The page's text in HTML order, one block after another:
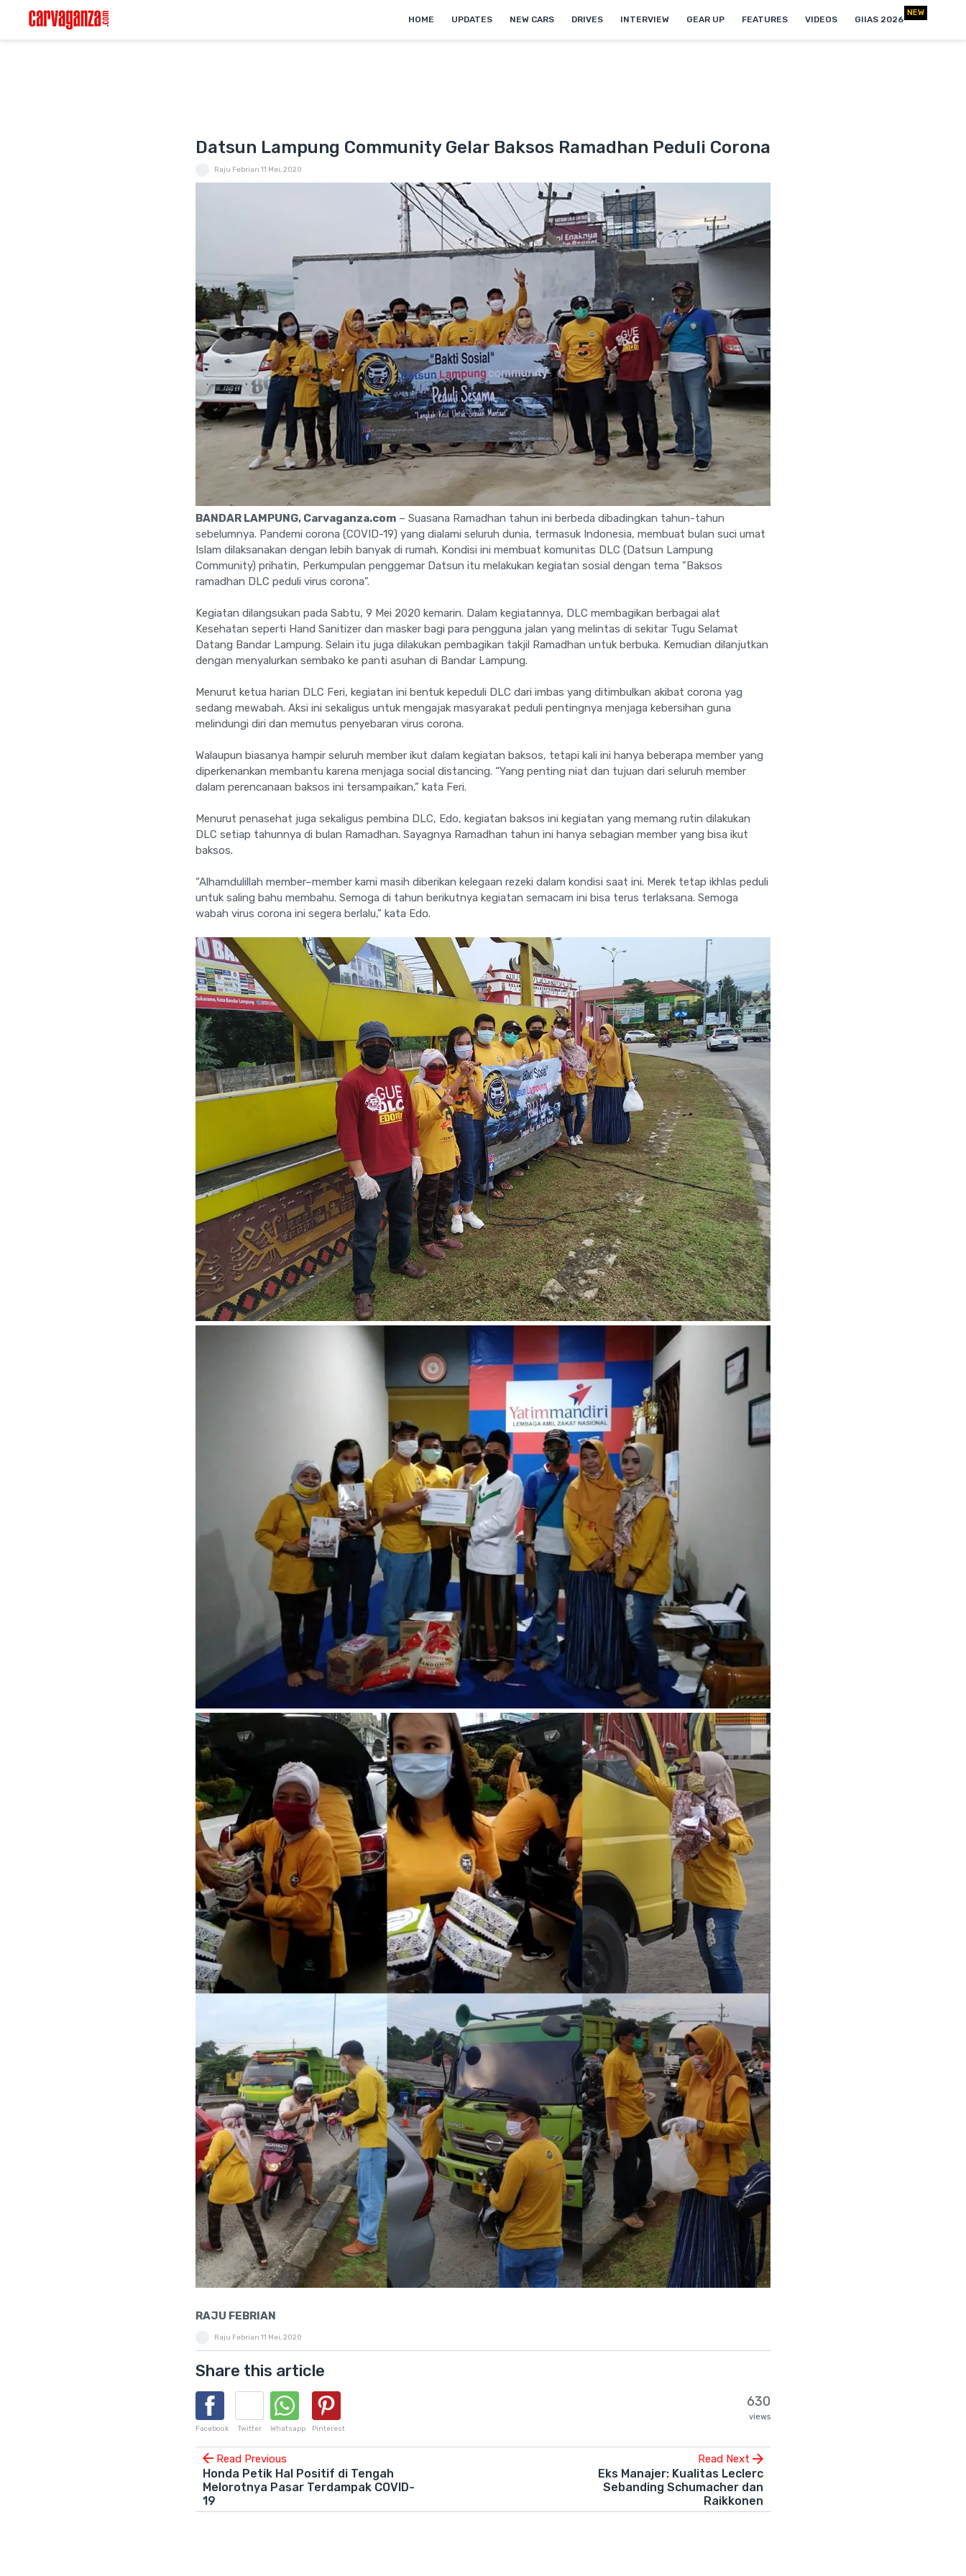
HOME UPDATES NEW CARS DRIVES INTERVIEW GEAR UP FEATURES VIDEOS GIIAS 2026
NEW
Datsun Lampung Community Gelar Baksos Ramadhan Peduli Corona
Raju Febrian 11 Mei, 2020
BANDAR LAMPUNG, Carvaganza.com – Suasana Ramadhan tahun ini berbeda dibadingkan tahun-tahun
sebelumnya. Pandemi corona (COVID-19) yang dialami seluruh dunia, termasuk Indonesia, membuat bulan suci umat
Islam dilaksanakan dengan lebih banyak di rumah. Kondisi ini membuat komunitas DLC (Datsun Lampung
Community) prihatin, Perkumpulan penggemar Datsun itu melakukan kegiatan sosial dengan tema "Baksos
ramadhan DLC peduli virus corona".
Kegiatan dilangsukan pada Sabtu, 9 Mei 2020 kemarin. Dalam kegiatannya, DLC membagikan berbagai alat
Kesehatan seperti Hand Sanitizer dan masker bagi para pengguna jalan yang melintas di sekitar Tugu Selamat
Datang Bandar Lampung. Selain itu juga dilakukan pembagikan takjil Ramadhan untuk berbuka. Kemudian dilanjutkan
dengan menyalurkan sembako ke panti asuhan di Bandar Lampung.
Menurut ketua harian DLC Feri, kegiatan ini bentuk kepeduli DLC dari imbas yang ditimbulkan akibat corona yag
sedang mewabah. Aksi ini sekaligus untuk mengajak masyarakat peduli pentingnya menjaga kebersihan guna
melindungi diri dan memutus penyebaran virus corona.
Walaupun biasanya hampir seluruh member ikut dalam kegiatan baksos, tetapi kali ini hanya beberapa member yang
diperkenankan membantu karena menjaga social distancing. “Yang penting niat dan tujuan dari seluruh member
dalam perencanaan baksos ini tersampaikan,” kata Feri.
Menurut penasehat juga sekaligus pembina DLC, Edo, kegiatan baksos ini kegiatan yang memang rutin dilakukan
DLC setiap tahunnya di bulan Ramadhan. Sayagnya Ramadhan tahun ini hanya sebagian member yang bisa ikut
baksos.
“Alhamdulillah member–member kami masih diberikan kelegaan rezeki dalam kondisi saat ini. Merek tetap ikhlas peduli
untuk saling bahu membahu. Semoga di tahun berikutnya kegiatan semacam ini bisa terus terlaksana. Semoga
wabah virus corona ini segera berlalu,” kata Edo.
RAJU FEBRIAN
Raju Febrian 11 Mei, 2020
Share this article
Facebook Twitter Whatsapp Pinterest
630
views
Read Previous
Honda Petik Hal Positif di Tengah
Melorotnya Pasar Terdampak COVID-
19
Read Next
Eks Manajer: Kualitas Leclerc
Sebanding Schumacher dan
Raikkonen